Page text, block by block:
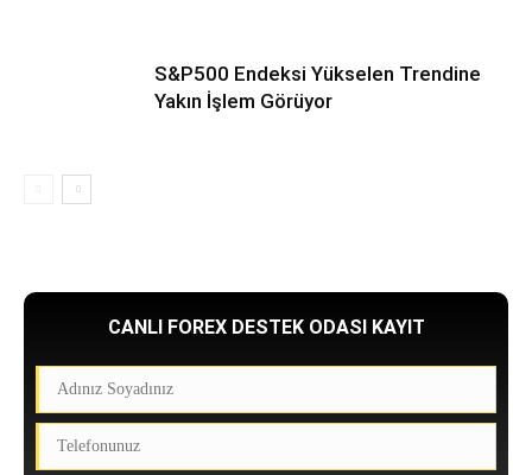
S&P500 Endeksi Yükselen Trendine
Yakın İşlem Görüyor
CANLI FOREX DESTEK ODASI KAYIT